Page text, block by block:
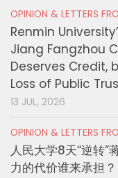
OPINION & LETTERS
Renmin
Jiang Fangzhou
Deserves Credit,
Loss of Public
13 JUL, 2026
OPINION & LETTERS
人民大学8天“逆转”
力的代价谁来承担？